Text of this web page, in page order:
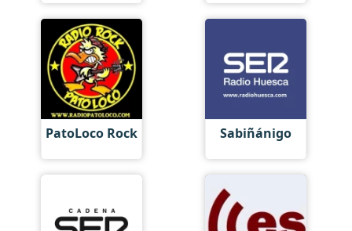
PatoLoco Rock Sabiñánigo